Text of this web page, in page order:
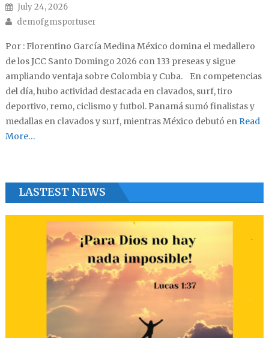
Posted on
July 24, 2026
Author
demofgmsportuser
Por : Florentino García Medina México domina el medallero
de los JCC Santo Domingo 2026 con 133 preseas y sigue
ampliando ventaja sobre Colombia y Cuba. En competencias
del día, hubo actividad destacada en clavados, surf, tiro
deportivo, remo, ciclismo y futbol. Panamá sumó finalistas y
medallas en clavados y surf, mientras México debutó enRead
More…
LASTEST NEWS